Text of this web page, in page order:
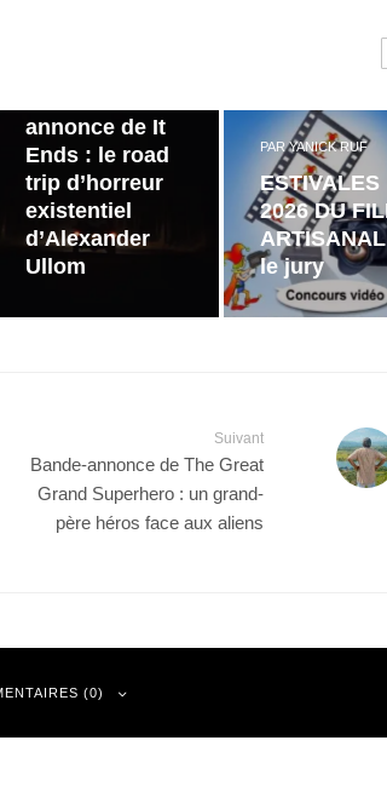
annonce de It
Ends : le road
trip d’horreur
existentiel
d’Alexander
Ullom
PARYANICK RUF
ESTIVALES
2026 DU
le jury
Suivant
Bande-annonce de The Great
Grand Superhero : un grand-
père héros face aux aliens
(0)